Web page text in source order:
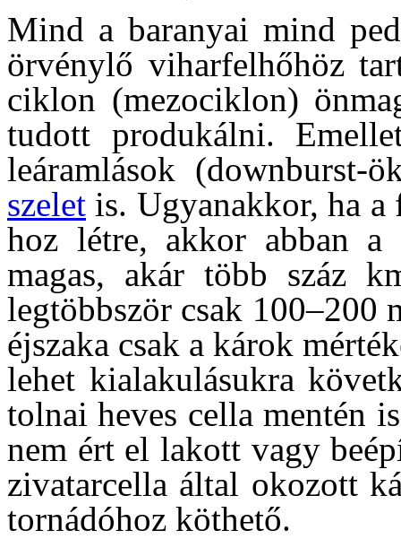
Mind a baranyai mind
örvénylő viharfelhőhöz
ciklon (mezociklon)
tudott produkálni.
leáramlások (downburst-
szelet is. Ugyanakkor, ha a
hoz létre, akkor abban a
magas, akár több száz
legtöbbször csak 100–200
éjszaka csak a károk
lehet kialakulásukra
tolnai heves cella mentén
nem ért el lakott vagy
zivatarcella által okozott
tornádóhoz köthető.